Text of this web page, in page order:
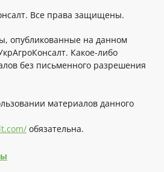
Все права защищены.
опубликованные на данном
Какое-либо
без письменного разрешения
материалов данного
обязательна.